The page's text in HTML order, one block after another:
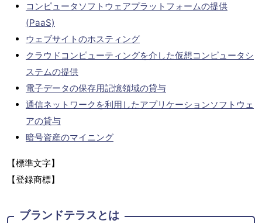
コンピュータソフトウェアプラットフォームの提供
(PaaS)
ウェブサイトのホスティング
クラウドコンピューティングを介した仮想コンピュータシ
ステムの提供
電子データの保存用記憶領域の貸与
通信ネットワークを利用したアプリケーションソフトウェ
アの貸与
暗号資産のマイニング
【標準文字】
【登録商標】
ブランドテラスとは